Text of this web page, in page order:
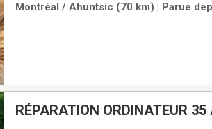
ajustements spécifiques, vous pouvez
Montréal / Ahuntsic (70 km) | Parue
RÉPARATION ORDINATEUR